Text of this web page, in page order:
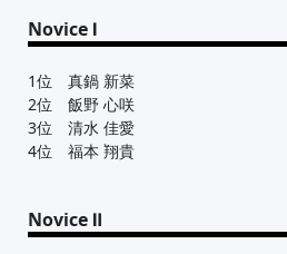
Novice Ⅰ
1位 真鍋 新菜
2位 飯野 心咲
3位 清水 佳愛
4位 福本 翔貴
Novice Ⅱ